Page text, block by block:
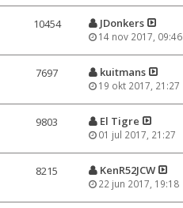
10454 JDonkers
14 nov 2017, 09:46
7697 kuitmans
19 okt 2017, 21:27
9803 El Tigre
01 jul 2017, 21:27
8215 KenR52JCW
22 jun 2017, 19:18